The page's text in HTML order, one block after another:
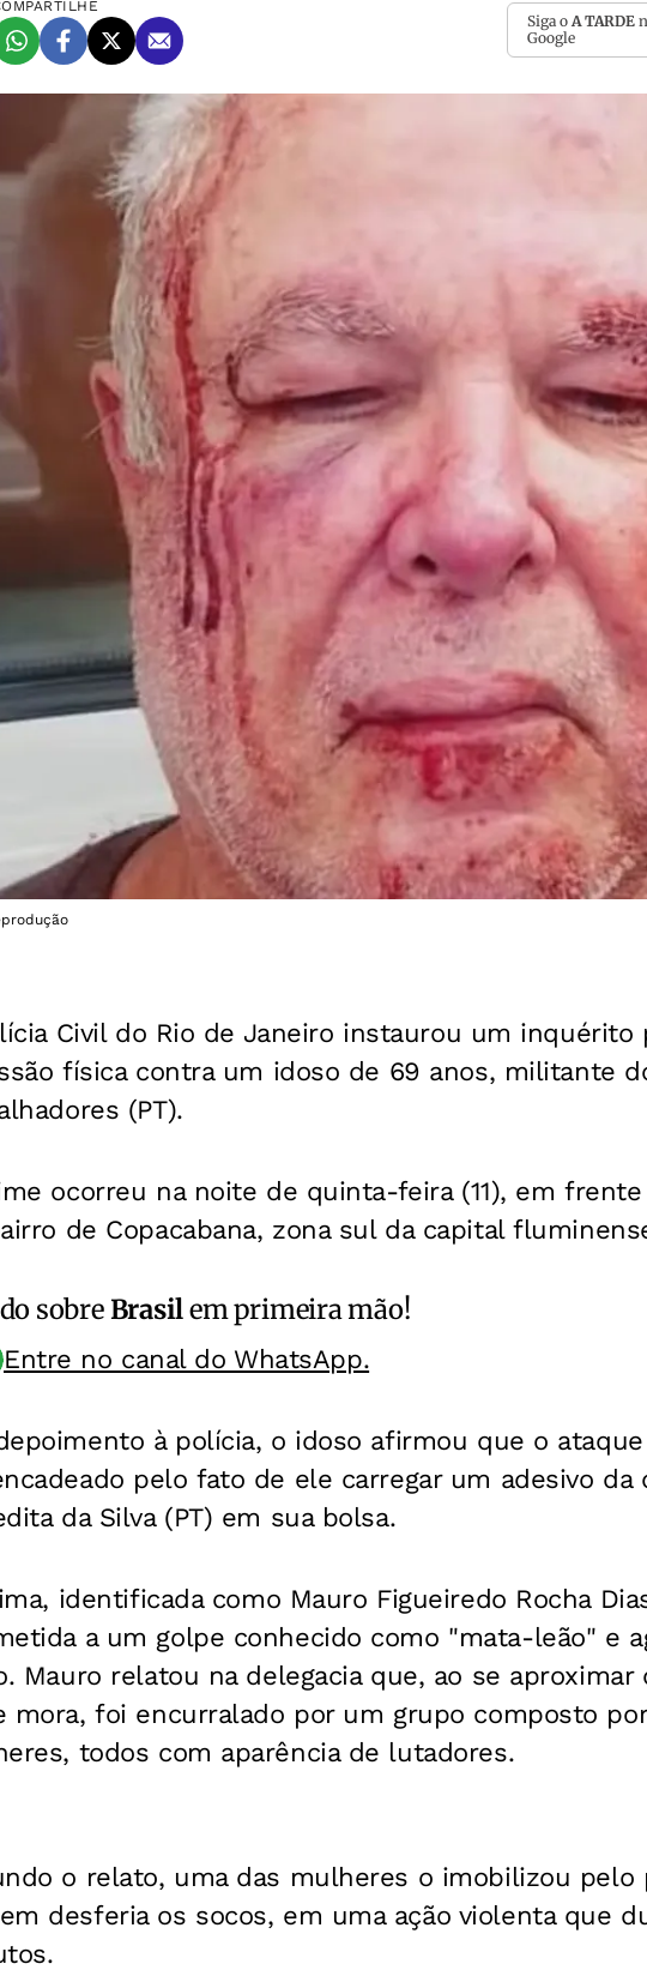
Siga o A TARDE
Google
Civil do Rio de Janeiro instaurou um inquérito
física contra um idoso de 69 anos, militante
(PT).
ocorreu na noite de quinta-feira (11), em
de Copacabana, zona sul da capital
sobreBrasilem primeira mão!
Entre no canal do WhatsApp.
à polícia, o idoso afirmou que o
pelo fato de ele carregar um adesivo da
da Silva (PT) em sua bolsa.
identificada como Mauro Figueiredo Rocha
a um golpe conhecido como "mata-leão" e
Mauro relatou na delegacia que, ao se aproximar
mora, foi encurralado por um grupo composto
todos com aparência de lutadores.
o relato, uma das mulheres o imobilizou pelo
desferia os socos, em uma ação violenta que